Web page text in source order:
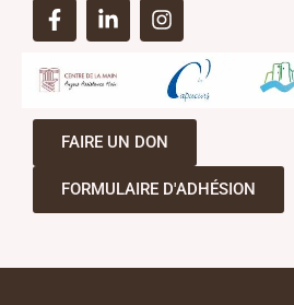
FAIRE UN DON
FORMULAIRE D'ADHÉSION